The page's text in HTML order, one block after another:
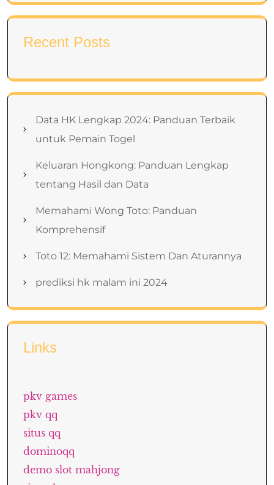
Recent Posts
Data HK Lengkap 2024: Panduan Terbaik
untuk Pemain Togel
Keluaran Hongkong: Panduan Lengkap
tentang Hasil dan Data
Memahami Wong Toto: Panduan
Komprehensif
Toto 12: Memahami Sistem Dan Aturannya
prediksi hk malam ini 2024
Links
pkv games
pkv qq
situs qq
dominoqq
demo slot mahjong